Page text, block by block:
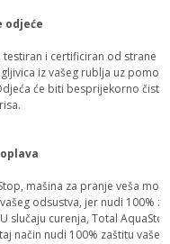
odjeće
i certificiran od strane
iz vašeg rublja uz pomoć
će biti besprijekorno čista,
mašina za pranje veša može
odsustva, jer nudi 100%
slučaju curenja, Total AquaStop
način nudi 100% zaštitu vašeg